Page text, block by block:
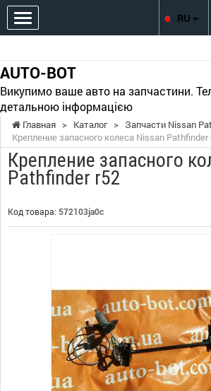
AUTO-BOT
Викупимо ваше авто на запчастини.
детальною інформацією
RU
Главная > Каталог > Запчасти Nissan
Крепление запасного колеса Nissan Pathfinder
Крепление запасного
Pathfinder r52
Код товара: 572103ja0c